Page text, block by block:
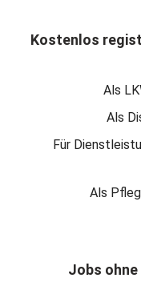
Kostenlos
Als
Als
Für
Als
Jobs